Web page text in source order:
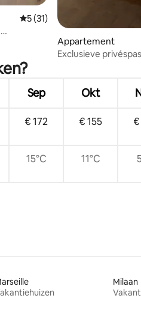
Gemiddelde beoordeling van
5 (31)
Appartement
Exclusieve
Sep Okt
€ 172 € 155 €
15°C 11°C
Milaan